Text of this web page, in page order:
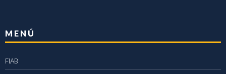
MENÚ
FIAB